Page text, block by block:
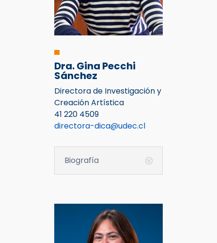
Dra. Gina Pecchi
Sánchez
Directora de Investigación y
Creación Artística
41 220 4509
directora-dica@udec.cl
Biografía